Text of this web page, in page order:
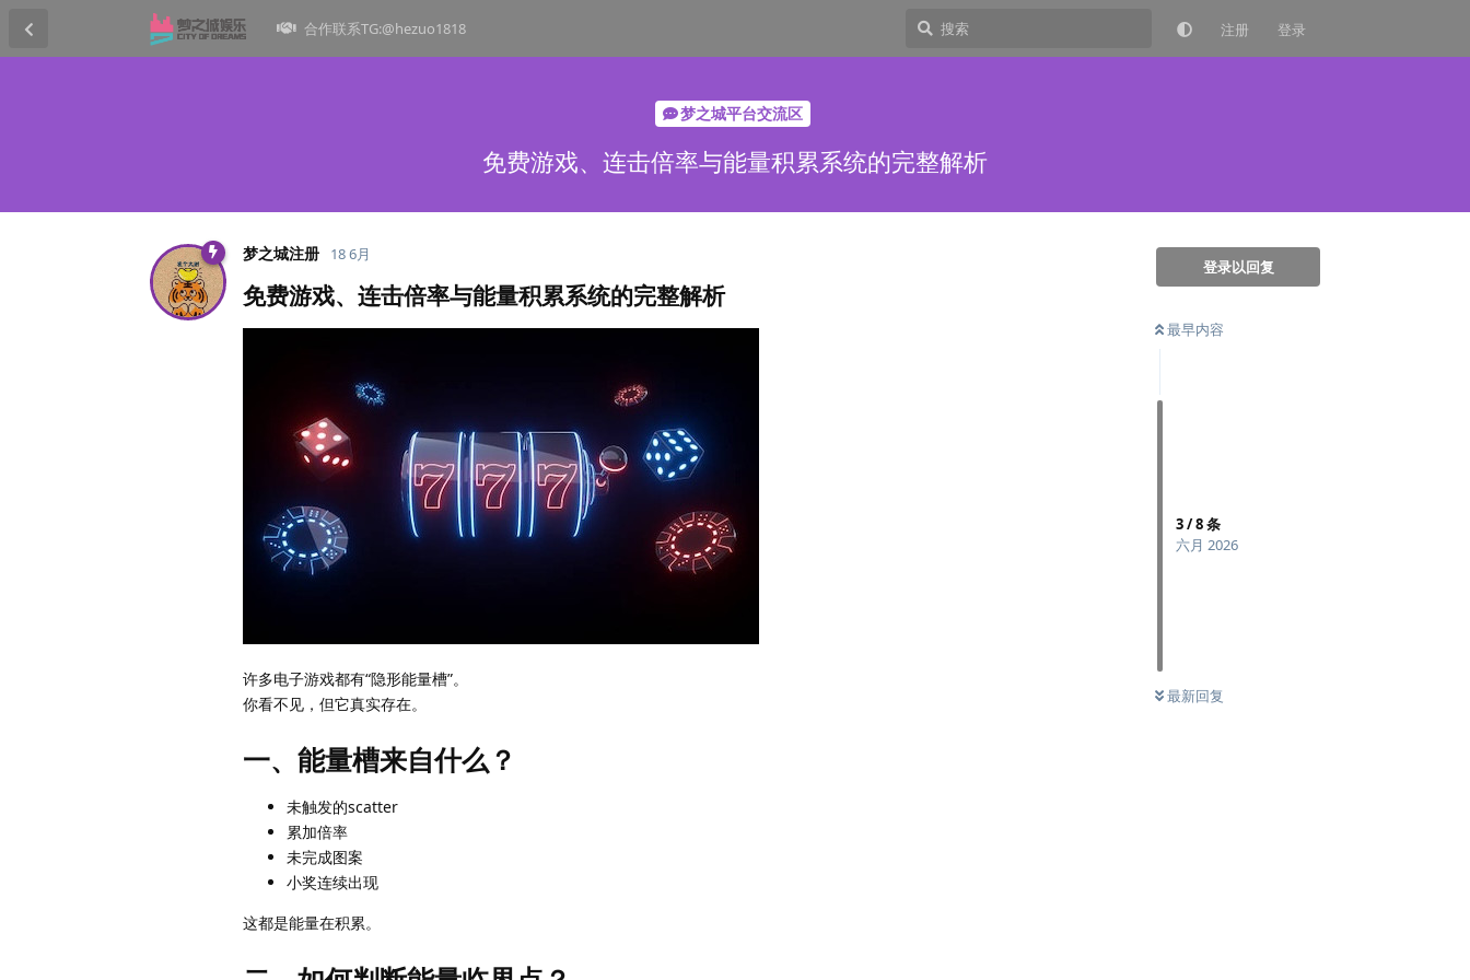
合作联系TG:@hezuo1818 注册 登录
梦之城平台交流区
免费游戏、连击倍率与能量积累系统的完整解析
登录以回复
最早内容
3/8条
六月 2026
最新回复
梦之城注册 18 6月
免费游戏、连击倍率与能量积累系统的完整解析
许多电子游戏都有“隐形能量槽”。
你看不见，但它真实存在。
一、能量槽来自什么？
未触发的scatter
累加倍率
未完成图案
小奖连续出现
这都是能量在积累。